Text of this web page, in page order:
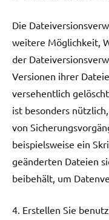
Die
weitere Möglichkeit,
der
Versionen ihrer
versehentlich
ist besonders
von
beispielsweise ein
geänderten Dateien
beibehält, um
4. Erstellen Sie